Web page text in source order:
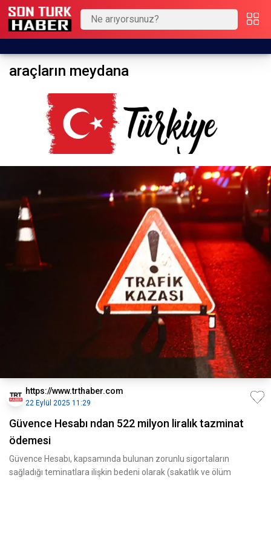
araçların meydana
https://www.trthaber.com
22 Eylül 2025 11:29
Güvence Hesabı ndan 522 milyon liralık tazminat
ödemesi
Güvence Hesabı, kapsamında bulunan zorunlu sigortaların
sağladığı teminatlara ilişkin bedeni olarak (sakatlık ve ölüm